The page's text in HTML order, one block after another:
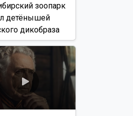
зоопарк
детёнышей
дикобраза